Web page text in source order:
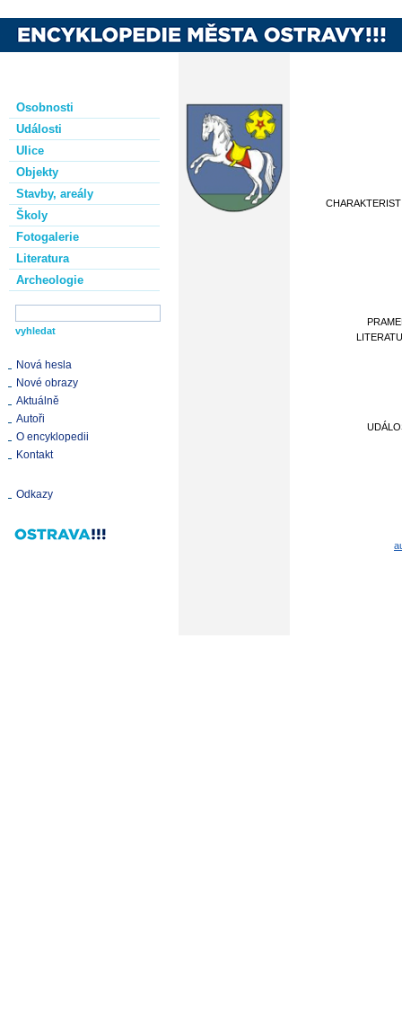
Osobnosti
Události
Ulice
Objekty
Stavby, areály
Školy
Fotogalerie
Literatura
Archeologie
Nová hesla
Nové obrazy
Aktuálně
Autoři
O encyklopedii
Kontakt
Odkazy